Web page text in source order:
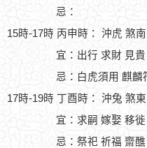
忌：
15時-17時 丙申時： 沖虎 煞
宜：出行 求財 見
忌：白虎須用 麒麟
17時-19時 丁酉時： 沖兔 煞
宜：求嗣 嫁娶 移
忌：祭祀 祈福 齋